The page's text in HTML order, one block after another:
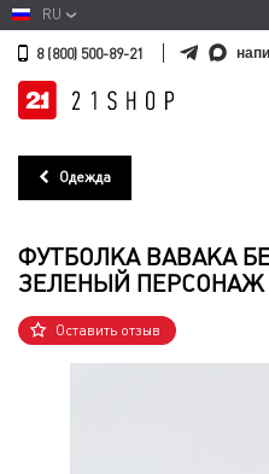
RU
8 (800) 500-89-21
Одежда
ФУТБОЛКА BABAKA
ЗЕЛЕНЫЙ ПЕРСОНАЖ
Оставить отзыв